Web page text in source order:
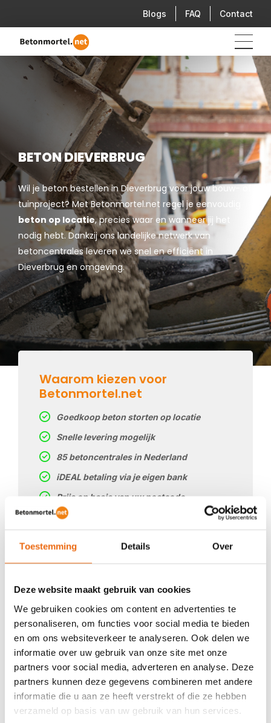
Toestemming Details Over
Deze website maakt gebruik van cookies
We gebruiken cookies om content en advertenties te
personaliseren, om functies voor social media te bieden
en om ons websiteverkeer te analyseren. Ook delen we
informatie over uw gebruik van onze site met onze
partners voor social media, adverteren en analyse. Deze
partners kunnen deze gegevens combineren met andere
informatie die u aan ze heeft verstrekt of die ze hebben
verzameld op basis van uw gebruik van hun services.
Blogs FAQ Contact
BETON DIEVERBRUG
Wil je beton bestellen in Dieverbrug voor jouw bouw- of
tuinproject? Met Betonmortel.net regel je eenvoudig
beton op locatie, precies waar en wanneer jij het
nodig hebt. Dankzij ons landelijke netwerk van
betoncentrales leveren we snel en efficiënt in
Dieverbrug en omgeving.
BETON BESTELLEN IN
DIEVERBRUG
Ben je op zoek naar een leverancier bij jou in de buurt die
goedkoop beton kan storten in Dieverbrug? Dan ben je bij
ons aan het juiste adres. Wij bezorgen kant-en-klaar
Waarom kiezen voor
Betonmortel.net
Goedkoop beton storten op locatie
Snelle levering mogelijk
85 betoncentrales in Nederland
iDEAL betaling via je eigen bank
Prijs op basis van uw postcode
Regelmatig nieuwe prijzen